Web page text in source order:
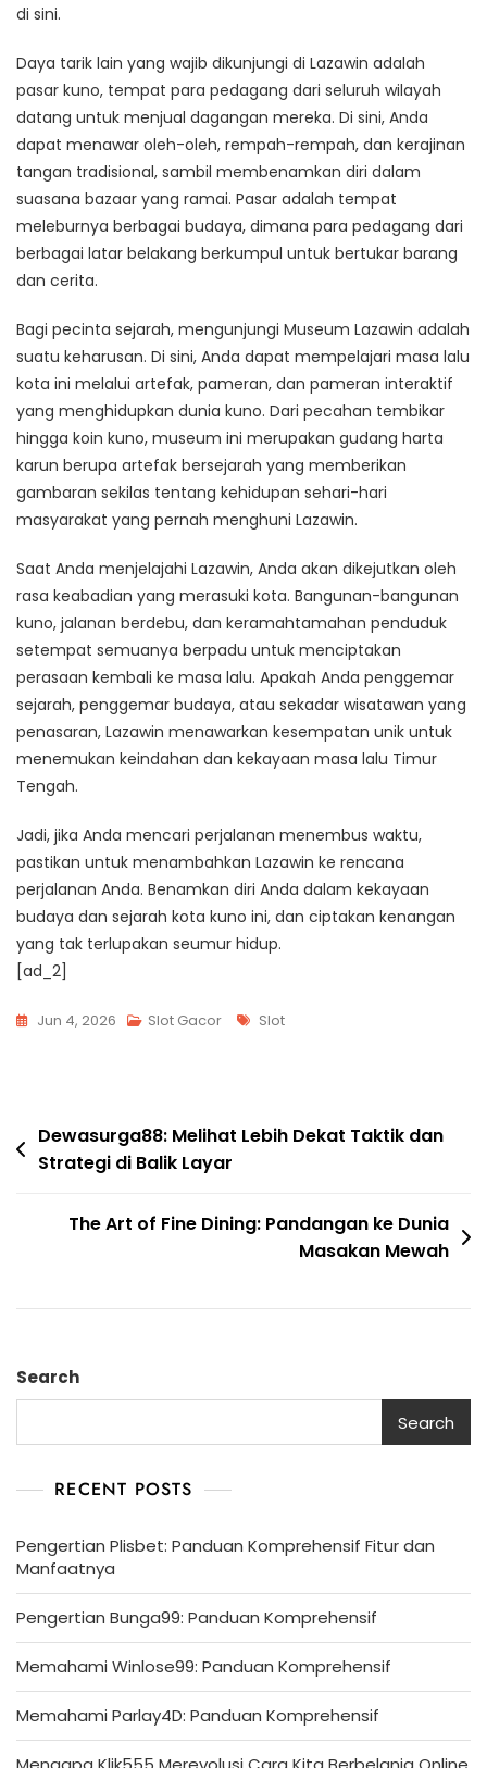
di sini.
Daya tarik lain yang wajib dikunjungi di Lazawin adalah
pasar kuno, tempat para pedagang dari seluruh wilayah
datang untuk menjual dagangan mereka. Di sini, Anda
dapat menawar oleh-oleh, rempah-rempah, dan kerajinan
tangan tradisional, sambil membenamkan diri dalam
suasana bazaar yang ramai. Pasar adalah tempat
meleburnya berbagai budaya, dimana para pedagang dari
berbagai latar belakang berkumpul untuk bertukar barang
dan cerita.
Bagi pecinta sejarah, mengunjungi Museum Lazawin adalah
suatu keharusan. Di sini, Anda dapat mempelajari masa lalu
kota ini melalui artefak, pameran, dan pameran interaktif
yang menghidupkan dunia kuno. Dari pecahan tembikar
hingga koin kuno, museum ini merupakan gudang harta
karun berupa artefak bersejarah yang memberikan
gambaran sekilas tentang kehidupan sehari-hari
masyarakat yang pernah menghuni Lazawin.
Saat Anda menjelajahi Lazawin, Anda akan dikejutkan oleh
rasa keabadian yang merasuki kota. Bangunan-bangunan
kuno, jalanan berdebu, dan keramahtamahan penduduk
setempat semuanya berpadu untuk menciptakan
perasaan kembali ke masa lalu. Apakah Anda penggemar
sejarah, penggemar budaya, atau sekadar wisatawan yang
penasaran, Lazawin menawarkan kesempatan unik untuk
menemukan keindahan dan kekayaan masa lalu Timur
Tengah.
Jadi, jika Anda mencari perjalanan menembus waktu,
pastikan untuk menambahkan Lazawin ke rencana
perjalanan Anda. Benamkan diri Anda dalam kekayaan
budaya dan sejarah kota kuno ini, dan ciptakan kenangan
yang tak terlupakan seumur hidup.
[ad_2]
Jun 4, 2026 Slot Gacor Tags
Slot
Post
navigation
Dewasurga88: Melihat Lebih Dekat Taktik dan
Strategi di Balik Layar
The Art of Fine Dining: Pandangan ke Dunia
Masakan Mewah
Search
Search
RECENT POSTS
Pengertian Plisbet: Panduan Komprehensif Fitur dan
Manfaatnya
Pengertian Bunga99: Panduan Komprehensif
Memahami Winlose99: Panduan Komprehensif
Memahami Parlay4D: Panduan Komprehensif